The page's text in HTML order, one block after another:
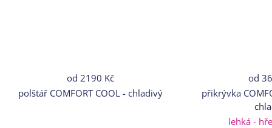
od 2190 Kč
polštář COMFORT COOL - chladivý
od
přikrývka
lehká -